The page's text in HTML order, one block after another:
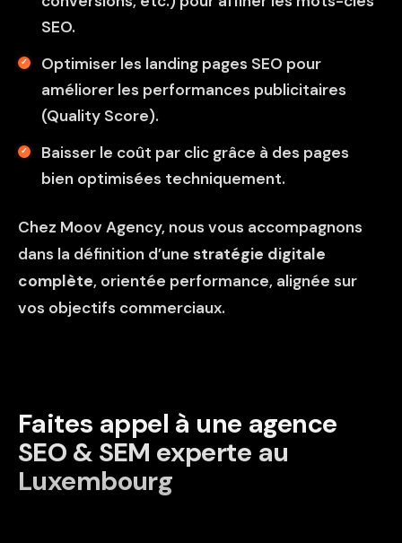
SEO.
Optimiser les landing pages SEO pour
améliorer les performances publicitaires
(Quality Score).
Baisser le coût par clic grâce à des pages
bien optimisées techniquement.
Chez Moov Agency, nous vous accompagnons
dans la définition d’une stratégie digitale
complète, orientée performance, alignée sur
vos objectifs commerciaux.
Faites appel à une agence
SEO & SEM experte au
Luxembourg